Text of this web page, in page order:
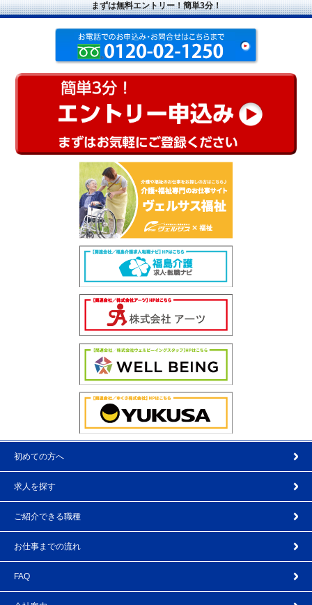
まずは無料エントリー！簡単3分！
初めての方へ
求人を探す
ご紹介できる職種
お仕事までの流れ
FAQ